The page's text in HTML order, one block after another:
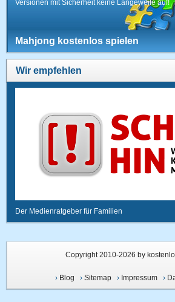
Versionen mit Sicherheit keine Langeweile auf!
Mahjong kostenlos spielen
Wir empfehlen
Der Medienratgeber für Familien
Copyright 2010-2026 by
› Blog › Sitemap› Impressum›